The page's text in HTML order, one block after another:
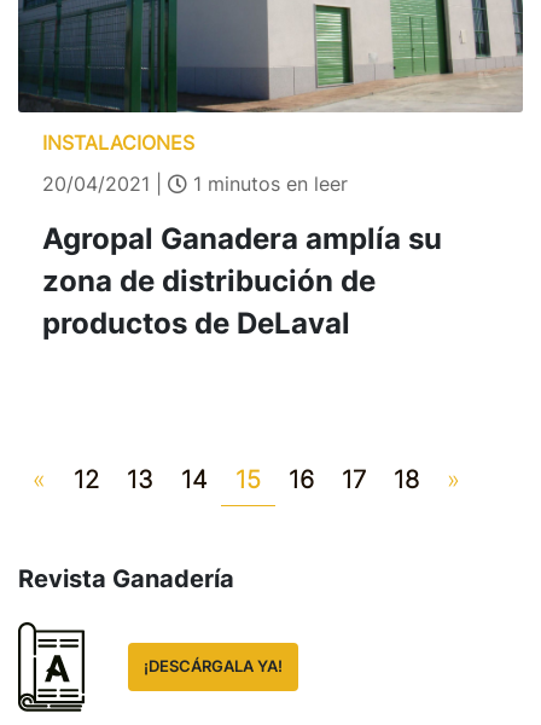
INSTALACIONES
20/04/2021 |
1 minutos en leer
Agropal Ganadera amplía su
zona de distribución de
productos de DeLaval
« Previous
12 13 14 15 16 17 18 »
Revista Ganadería
¡DESCÁRGALA YA!